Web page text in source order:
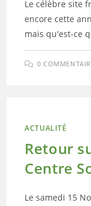
Le célèbre site
encore cette
mais qu'est-ce
0
ACTUALITÉ
Retour
Centre
Le samedi 15